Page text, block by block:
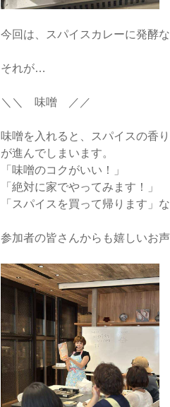
今回は、スパイスカレーに発酵
それが…
＼＼ 味噌 ／／
味噌を入れると、スパイスの香
が進んでしまいます。
「味噌のコクがいい！」
「絶対に家でやってみます！」
「スパイスを買って帰ります」
参加者の皆さんからも嬉しいお